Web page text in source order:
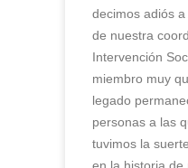
decimos adiós
de nuestra
Intervención
miembro muy
legado
personas a las
tuvimos la
en la historia de